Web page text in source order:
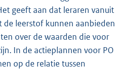
geeft aan dat leraren vanuit
de leerstof kunnen aanbieden
over de waarden die voor
In de actieplannen voor PO
op de relatie tussen